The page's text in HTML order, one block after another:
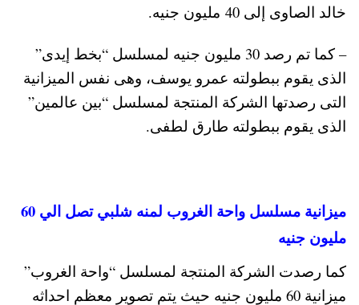
خالد الصاوى إلى 40 مليون جنيه.
– كما تم رصد 30 مليون جنيه لمسلسل “بخط إيدى”
الذى يقوم ببطولته عمرو يوسف، وهى نفس الميزانية
التى رصدتها الشركة المنتجة لمسلسل “بين عالمين”
الذى يقوم ببطولته طارق لطفى.
ميزانية مسلسل واحة الغروب لمنه شلبي تصل الي 60
مليون جنيه
كما رصدت الشركة المنتجة لمسلسل “واحة الغروب”
ميزانية 60 مليون جنيه حيث يتم تصوير معظم احداثه